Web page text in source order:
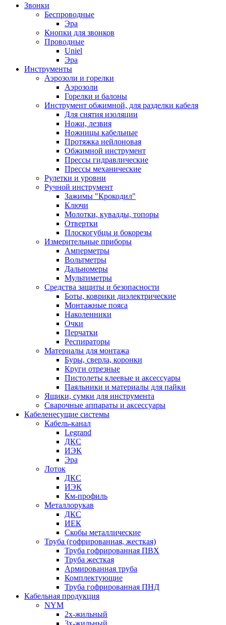
Звонки
Беспроводные
Эра
Кнопки для звонков
Проводные
Uniel
Эра
Инструменты
Аэрозоли и горелки
Аэрозоли
Горелки и балоны
Инструмент обжимной, для разделки кабеля
Для снятия изоляции
Ножи, лезвия
Ножницы кабельные
Протяжка нейлоновая
Обжимной инструмент
Прессы гидравлические
Прессы механические
Рулетки и уровни
Ручной инструмент
Зажимы "Крокодил"
Ключи
Молотки, кувалды, топоры
Отвертки
Плоскогубцы и бокорезы
Измерительные приборы
Амперметры
Вольтметры
Дальномеры
Мультиметры
Средства защиты и безопасности
Боты, коврики диэлектрические
Монтажные пояса
Наколенники
Очки
Перчатки
Респираторы
Материалы для монтажа
Буры, сверла, коронки
Круги отрезные
Пистолеты клеевые и аксессуары
Паяльники и материалы для пайки
Ящики, сумки для инструмента
Сварочные аппараты и аксессуары
Кабеленесущие системы
Кабель-канал
Legrand
ДКС
ИЭК
Эра
Лоток
ДКС
ИЭК
Км-профиль
Металлорукав
ДКС
ИЕК
Скобы металлические
Труба (гофрированная, жесткая)
Труба гофрированная ПВХ
Труба жесткая
Армированная труба
Комплектующие
Труба гофрированная ПНД
Кабельная продукция
NYM
2х-жильный
3х-жильный